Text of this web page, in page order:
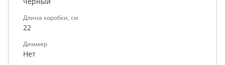
Длина коробки, см
22
Диммер
Нет